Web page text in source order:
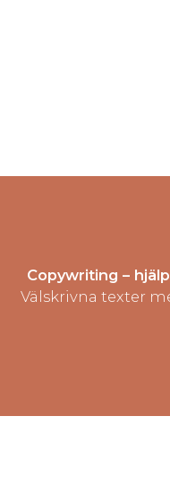
Copywriting –
Välskrivna texter